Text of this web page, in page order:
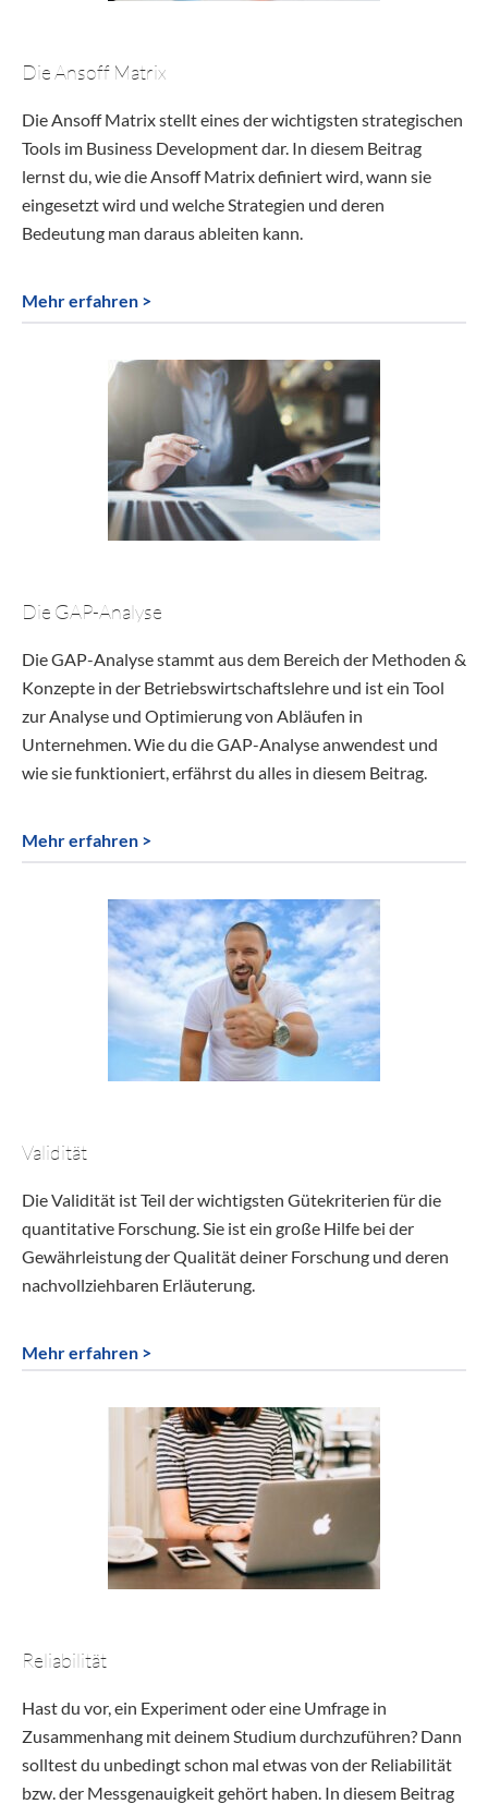
Die Ansoff Matrix
Die Ansoff Matrix stellt eines der wichtigsten strategischen
Tools im Business Development dar. In diesem Beitrag
lernst du, wie die Ansoff Matrix definiert wird, wann sie
eingesetzt wird und welche Strategien und deren
Bedeutung man daraus ableiten kann.
Mehr erfahren >
Die GAP-Analyse
Die GAP-Analyse stammt aus dem Bereich der Methoden &
Konzepte in der Betriebswirtschaftslehre und ist ein Tool
zur Analyse und Optimierung von Abläufen in
Unternehmen. Wie du die GAP-Analyse anwendest und
wie sie funktioniert, erfährst du alles in diesem Beitrag.
Mehr erfahren >
Validität
Die Validität ist Teil der wichtigsten Gütekriterien für die
quantitative Forschung. Sie ist ein große Hilfe bei der
Gewährleistung der Qualität deiner Forschung und deren
nachvollziehbaren Erläuterung.
Mehr erfahren >
Reliabilität
Hast du vor, ein Experiment oder eine Umfrage in
Zusammenhang mit deinem Studium durchzuführen? Dann
solltest du unbedingt schon mal etwas von der Reliabilität
bzw. der Messgenauigkeit gehört haben. In diesem Beitrag